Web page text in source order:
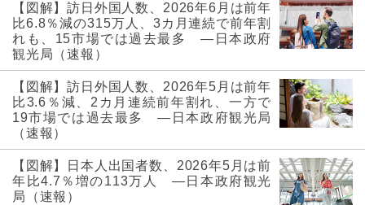
【図解】訪日外国人数、2026年6月は前年
比6.8％減の315万人、3カ月連続で前年割
れも、15市場では過去最多 ―日本政府
観光局（速報）
【図解】訪日外国人数、2026年5月は前年
比3.6％減、2カ月連続前年割れ、一方で
19市場では過去最多 ―日本政府観光局
（速報）
【図解】日本人出国者数、2026年5月は前
年比4.7％増の113万人 ―日本政府観光
局（速報）